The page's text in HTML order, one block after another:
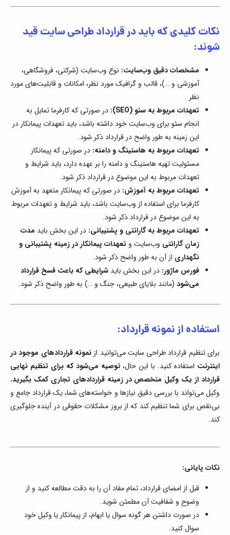
نکات کلیدی که باید در قرارداد طراحی سایت قید
شوند:
مشخصات دقیق وب‌سایت: نوع وب‌سایت (شرکتی، فروشگاهی،
آموزشی و …)، قالب و گرافیک مورد نظر، امکانات و قابلیت‌های مورد
نظر
تعهدات مربوط به سئو (SEO):
در صورتی که کارفرما تمایل به
انجام سئو برای وب‌سایت خود داشته باشد، باید تعهدات پیمانکار در
این زمینه به طور واضح در قرارداد ذکر شود.
تعهدات مربوط به هاستینگ و دامنه: در صورتی که پیمانکار
مسئولیت تهیه هاستینگ و دامنه را بر عهده دارد، باید شرایط و
تعهدات مربوط به این موضوع در قرارداد ذکر شود.
تعهدات مربوط به آموزش: در صورتی که پیمانکار متعهد به آموزش
کارفرما برای استفاده از وب‌سایت باشد، باید شرایط و تعهدات مربوط
به این موضوع در قرارداد ذکر شود.
تعهدات مربوط به گارانتی و پشتیبانی: در این بخش باید مدت
زمان گارانتی وب‌سایت و تعهدات پیمانکار در زمینه پشتیبانی و
نگهداری از آن به طور واضح ذکر شود.
فورس ماژور: در این بخش باید شرایطی که باعث فسخ قرارداد
می‌شود (مانند بلایای طبیعی، جنگ و …) به طور واضح ذکر شود.
استفاده از نمونه قرارداد:
برای تنظیم قرارداد طراحی سایت می‌توانید ازنمونه قراردادهای موجود در
اینترنت استفاده کنید. با این حال، توصیه می‌شود که برای تنظیم نهایی
قرارداد از یک وکیل متخصص در زمینه قراردادهای تجاری کمک بگیرید.
وکیل می‌تواند با بررسی دقیق نیازها و خواسته‌های شما، یک قرارداد جامع و
بی‌نقص برای شما تنظیم کند که از بروز مشکلات حقوقی در آینده جلوگیری
کند.
نکات پایانی:
قبل از امضای قرارداد، تمام مفاد آن را به دقت مطالعه کنید و از
وضوح و شفافیت آن مطمئن شوید.
در صورت داشتن هر گونه سوال یا ابهام، از پیمانکار یا وکیل خود
سوال کنید.